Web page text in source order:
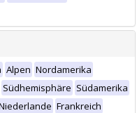
Alpen Nordamerika
Südhemisphäre Südamerika
Frankreich